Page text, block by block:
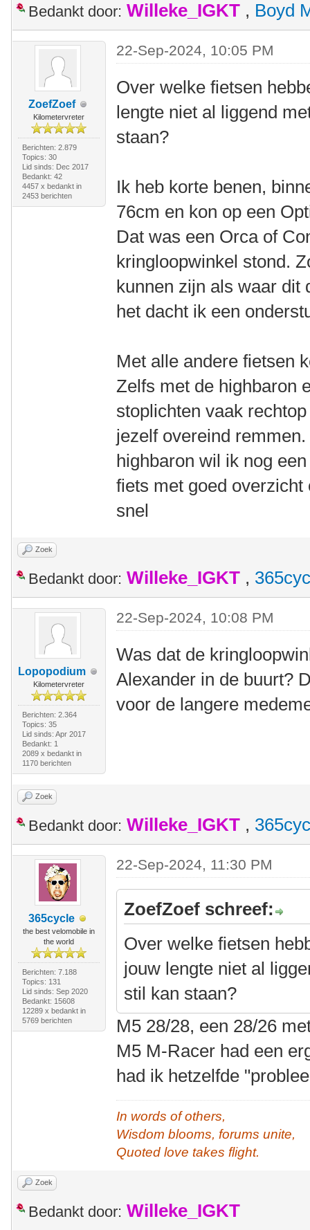
Bedankt door: Willeke_IGKT , Boyd
ZoefZoef
Kilometervreter
Berichten: 2.879
Topics: 30
Lid sinds: Dec 2017
Bedankt: 42
4457 x bedankt in
2453 berichten
22-Sep-2024, 10:05 PM
Over welke fietsen
lengte niet al liggend
staan?
Ik heb korte benen,
76cm en kon op een
Dat was een Orca of
kringloopwinkel stond.
kunnen zijn als waar dit
het dacht ik een
Met alle andere fietsen
Zelfs met de highbaron
stoplichten vaak
jezelf overeind
highbaron wil ik nog
fiets met goed
snel
Zoek
Bedankt door: Willeke_IGKT ,
Lopopodium
Kilometervreter
Berichten: 2.364
Topics: 35
Lid sinds: Apr 2017
Bedankt: 1
2089 x bedankt in
1170 berichten
22-Sep-2024, 10:08 PM
Was dat de
Alexander in de buurt?
voor de langere
Zoek
Bedankt door: Willeke_IGKT ,
365cycle
the best velomobile in
the world
Berichten: 7.188
Topics: 131
Lid sinds: Sep 2020
Bedankt: 15608
12289 x bedankt in
5769 berichten
22-Sep-2024, 11:30 PM
ZoefZoef schreef:
Over welke fietsen
jouw lengte niet al
stil kan staan?
M5 28/28, een 28/26
M5 M-Racer had een
had ik hetzelfde
In words of others,
Wisdom blooms, forums unite,
Quoted love takes flight.
Zoek
Bedankt door: Willeke_IGKT